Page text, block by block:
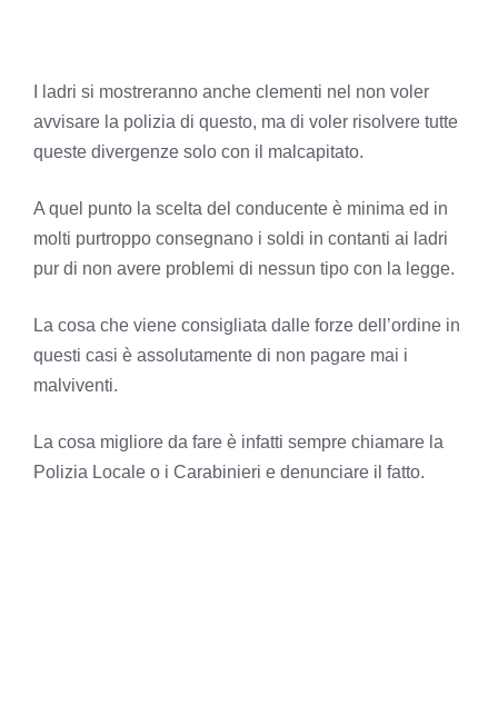
I ladri si mostreranno anche clementi nel non voler
avvisare la polizia di questo, ma di voler risolvere tutte
queste divergenze solo con il malcapitato.
A quel punto la scelta del conducente è minima ed in
molti purtroppo consegnano i soldi in contanti ai ladri
pur di non avere problemi di nessun tipo con la legge.
La cosa che viene consigliata dalle forze dell’ordine in
questi casi è assolutamente di non pagare mai i
malviventi.
La cosa migliore da fare è infatti sempre chiamare la
Polizia Locale o i Carabinieri e denunciare il fatto.